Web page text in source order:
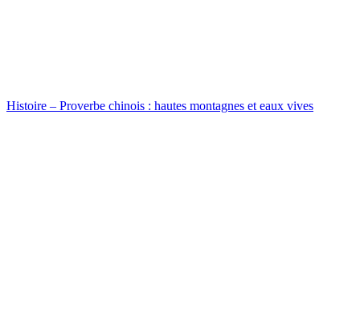
Histoire – Proverbe chinois : hautes montagnes et eaux vives